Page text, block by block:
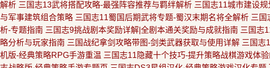
解析 三国志13武将搭配攻略-最强阵容推荐与羁绊解析 三国志11城市建设
与军事建筑组合策略 三国志11蜀国后期武将专题-蜀汉末期名将全解析 三国
析-专题指南 三国志9挑战剧本奖励详解|全剧本通关奖励与成就指南 三国志
略分析与玩家指南 三国战纪拿剑攻略带图-剑类武器获取与使用详解 三国志
机版-经典策略RPG手游重温 三国志11隐藏十个技巧-提升策略战棋游戏体